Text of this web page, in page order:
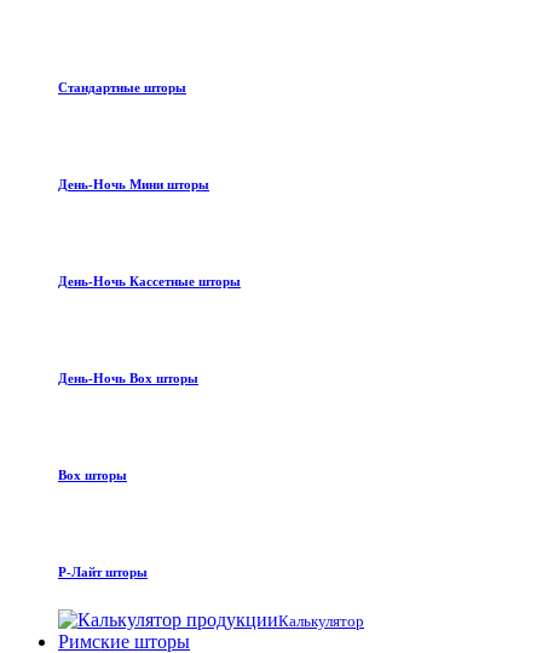
Стандартные шторы
День-Ночь Мини шторы
День-Ночь Кассетные шторы
День-Ночь Box шторы
Box шторы
Р-Лайт шторы
Калькулятор
Римские шторы